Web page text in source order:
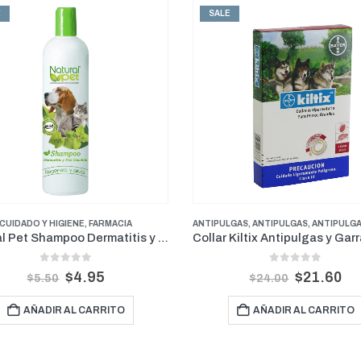
CUIDADO Y HIGIENE, FARMACIA
Natural Pet Shampoo Dermatitis y Piel Sensible 16 oz
out of 5
$5.50 $4.95
AÑADIR AL CARRITO
SALE
ANTIPULGAS, ANTIPULGAS, ANTIPULGAS PERROS
out of 5
$24.00 $21.60
AÑADIR AL CARRITO